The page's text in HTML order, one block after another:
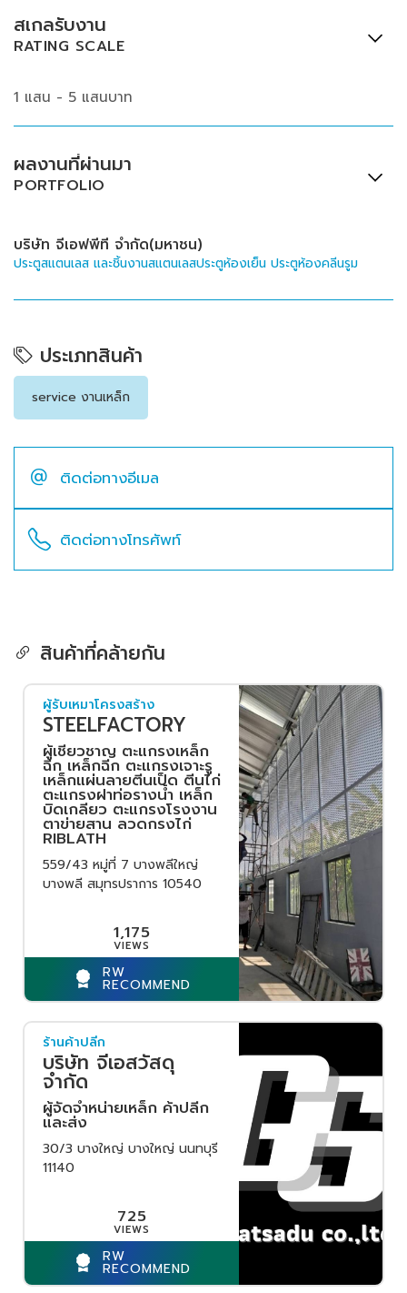
ติดต่อทางอีเมล
ติดต่อทางโทรศัพท์
สเกลรับงาน
RATING SCALE
1 แสน - 5 แสนบาท
ผลงานที่ผ่านมา
PORTFOLIO
บริษัท จีเอฟพีที จำกัด(มหาชน)
ประตูสแตนเลส และชิ้นงานสแตนเลสประตูห้องเย็น ประตูห้องคลีนรูม
ประเภทสินค้า
service งานเหล็ก
สินค้าที่คล้ายกัน
ผู้รับเหมาโครงสร้าง
STEELFACTORY
ผู้เชียวชาญ ตะแกรงเหล็ก
ฉีก เหล็กฉีก ตะแกรงเจาะรู
เหล็กแผ่นลายตีนเป็ด ตีนไก่
ตะแกรงฝาท่อรางน้ำ เหล็ก
บิดเกลียว ตะแกรงโรงงาน
ตาข่ายสาน ลวดกรงไก่
RIBLATH
559/43 หมู่ที่ 7 บางพลีใหญ่
บางพลี สมุทรปราการ 10540
RW
RECOMMEND
1,175
ร้านค้าปลีก
บริษัท จีเอสวัสดุ
จำกัด
ผู้จัดจำหน่ายเหล็ก ค้าปลีก
และส่ง
30/3 บางใหญ่ บางใหญ่ นนทบุรี
11140
RW
RECOMMEND
725